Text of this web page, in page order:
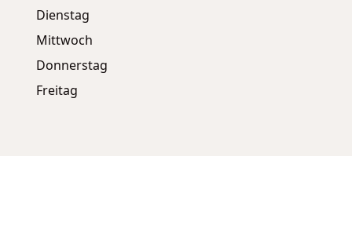
Dienstag
Mittwoch
Donnerstag
Freitag